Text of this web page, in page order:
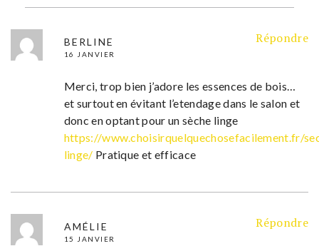
BERLINE
16 JANVIER
Répondre
Merci, trop bien j’adore les essences de bois…
et surtout en évitant l’etendage dans le salon et
donc en optant pour un sèche linge
https://www.choisirquelquechosefacilement.fr/
linge/ Pratique et efficace
AMÉLIE
15 JANVIER
Répondre